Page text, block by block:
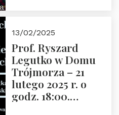
13/02/2025
Prof. Ryszard
Legutko w Domu
Trójmorza – 21
lutego 2025 r. o
godz. 18:00.